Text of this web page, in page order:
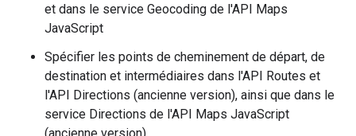
et dans le service Geocoding de l'API Maps
JavaScript
Spécifier les points de cheminement de départ, de
destination et intermédiaires dans l'API Routes et
l'API Directions (ancienne version), ainsi que dans le
service Directions de l'API Maps JavaScript